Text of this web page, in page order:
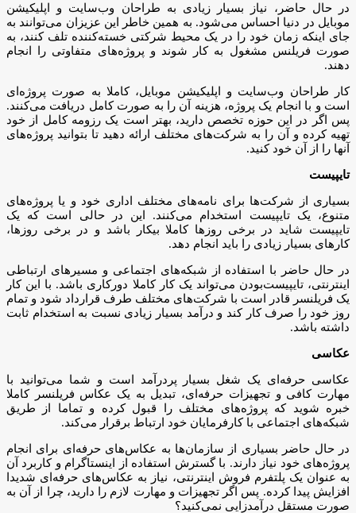
در حال حاضر، نیاز بسیار زیادی به طراحان وب‌سایت و اپلیکیشن
موبایل در دنیا احساس می‌شود. به همین خاطر این عزیزان می‌توانند به
جای اینکه زمان خود را در یک محیط شرکتی خسته‌کننده تلف کنند، به
صورت فریلنس مشغول به کار شوند و پروژه‌های متفاوتی را انجام
دهند.
کار طراحان وب‌سایت و اپلیکیشن موبایل، کاملا به صورت پروژه‌ای
است و با انجام یک پروژه، هزینه آن را به صورت کامل دریافت می‌کنند.
پس اگر در این حوزه تخصص دارید، بهتر است یک رزومه کامل از خود
تهیه کرده و آن را به شرکت‌های مختلف ارائه دهید تا بتوانید پروژه‌های
آنها را از آن خود کنید.
تایپیست
بسیاری از شرکت‌ها برای نامه‌های مختلف اداری خود و یا پروژه‌های
متنوع، یک تایپیست استخدام می‌کنند. این در حالی است که یک
تایپیست شاید در برخی روزها کاملا بیکار باشد و در برخی روزها،
کارهای بسیار زیادی را باید انجام دهد.
در حال حاضر با استفاده از شبکه‌های اجتماعی و مسیرهای ارتباطی
اینترنتی، تایپیست‌بودن می‌تواند یک کار کاملا دورکاری باشد. با این کار
یک فریلنسر قادر است با شرکت‌های مختلف طرف قرارداد شود و تمام
روز خود را صرف کار کند و درآمد بسیار زیادی نسبت به استخدام ثابت
داشته باشد.
عکاسی
عکاسی حرفه‌ای یک شغل بسیار پردرآمد است و شما می‌توانید با
مهارت کافی و تجهیزات حرفه‌ای، تبدیل به یک عکاس فریلنسر کاملا
خبره شوید که پروژه‌های مختلف را قبول کرده و تماما از طریق
شبکه‌های اجتماعی با کارفرمایان خود ارتباط برقرار می‌کند.
در حال حاضر بسیاری از سازمان‌ها به عکاس‌های حرفه‌ای برای انجام
پروژه‌های خود نیاز دارند. با گسترش استفاده از اینستاگرام و کاربرد آن
به عنوان یک پلتفرم فروش اینترنتی، نیاز به عکاس‌های حرفه‌ای شدیدا
افزایش پیدا کرده. پس اگر تجهیزات و مهارت لازم را دارید، چرا از آن به
صورت مستقل درآمدزایی نمی‌کنید؟